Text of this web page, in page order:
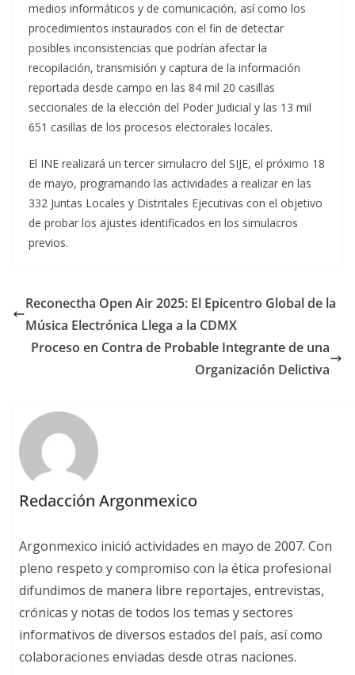
medios informáticos y de comunicación, así como los
procedimientos instaurados con el fin de detectar
posibles inconsistencias que podrían afectar la
recopilación, transmisión y captura de la información
reportada desde campo en las 84 mil 20 casillas
seccionales de la elección del Poder Judicial y las 13 mil
651 casillas de los procesos electorales locales.
El INE realizará un tercer simulacro del SIJE, el próximo 18
de mayo, programando las actividades a realizar en las
332 Juntas Locales y Distritales Ejecutivas con el objetivo
de probar los ajustes identificados en los simulacros
previos.
Reconectha Open Air 2025: El Epicentro Global de la
Música Electrónica Llega a la CDMX
Proceso en Contra de Probable Integrante de una
Organización Delictiva
Redacción Argonmexico
Argonmexico inició actividades en mayo de 2007. Con
pleno respeto y compromiso con la ética profesional
difundimos de manera libre reportajes, entrevistas,
crónicas y notas de todos los temas y sectores
informativos de diversos estados del país, así como
colaboraciones enviadas desde otras naciones.